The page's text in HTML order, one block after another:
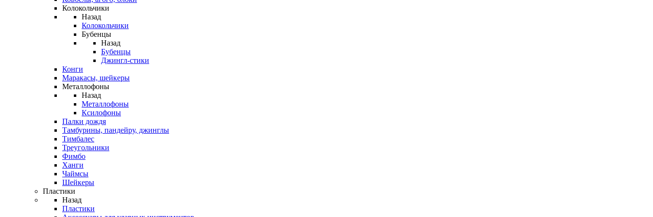
Колокольчики
Назад
Колокольчики
Бубенцы
Назад
Бубенцы
Джингл-стики
Конги
Маракасы, шейкеры
Металлофоны
Назад
Металлофоны
Ксилофоны
Палки дождя
Тамбурины, пандейру, джинглы
Тимбалес
Треугольники
Фимбо
Ханги
Чаймсы
Шейкеры
Пластики
Назад
Пластики